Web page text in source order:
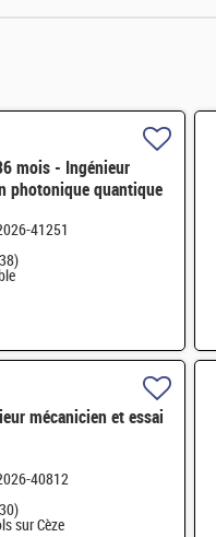
mois - Ingénieur
photonique quantique
41251
mécanicien et essai
40812
sur Cèze